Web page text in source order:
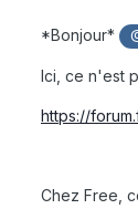
*Bonjour*
Ici, ce n'est
https://
Chez Free,